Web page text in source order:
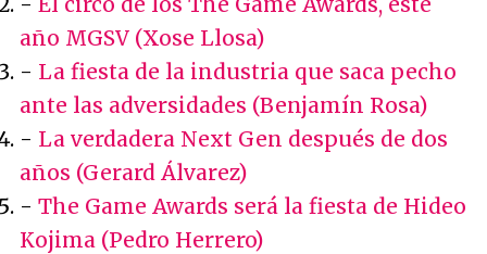
año MGSV (Xose Llosa)
- La fiesta de la industria que saca pecho
ante las adversidades (Benjamín Rosa)
- La verdadera Next Gen después de dos
años (Gerard Álvarez)
- The Game Awards será la fiesta de Hideo
Kojima (Pedro Herrero)